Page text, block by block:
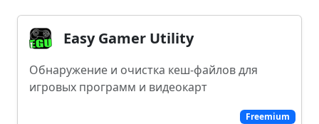
Freemium
Easy Gamer Utility
Обнаружение и очистка кеш-файлов для
игровых программ и видеокарт